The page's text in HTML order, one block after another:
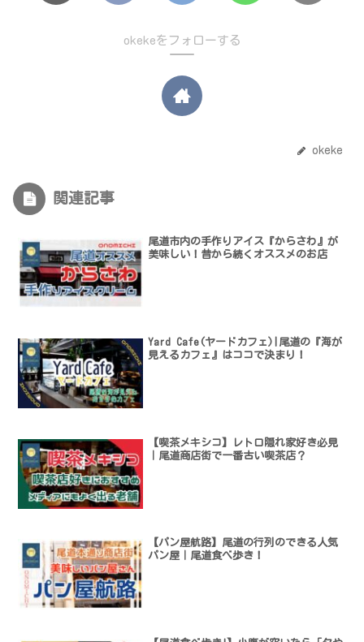
okekeをフォローする
okeke
関連記事
尾道市内の手作りアイス『からさわ』が
美味しい！昔から続くオススメのお店
Yard Cafe(ヤードカフェ)|尾道の『海が
見えるカフェ』はココで決まり！
【喫茶メキシコ】レトロ隠れ家好き必見
｜尾道商店街で一番古い喫茶店？
【パン屋航路】尾道の行列のできる人気
パン屋｜尾道食べ歩き！